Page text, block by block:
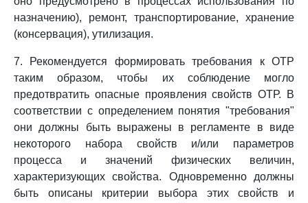
назначению), ремонт, транспортирование, хранение
(консервация), утилизация.
7. Рекомендуется формировать требования к ОТР
таким образом, чтобы их соблюдение могло
предотвратить опасные проявления свойств ОТР. В
соответствии с определением понятия "требования"
они должны быть выражены в регламенте в виде
некоторого набора свойств и/или параметров
процесса и значений физических величин,
характеризующих свойства. Одновременно должны
быть описаны критерии выбора этих свойств и